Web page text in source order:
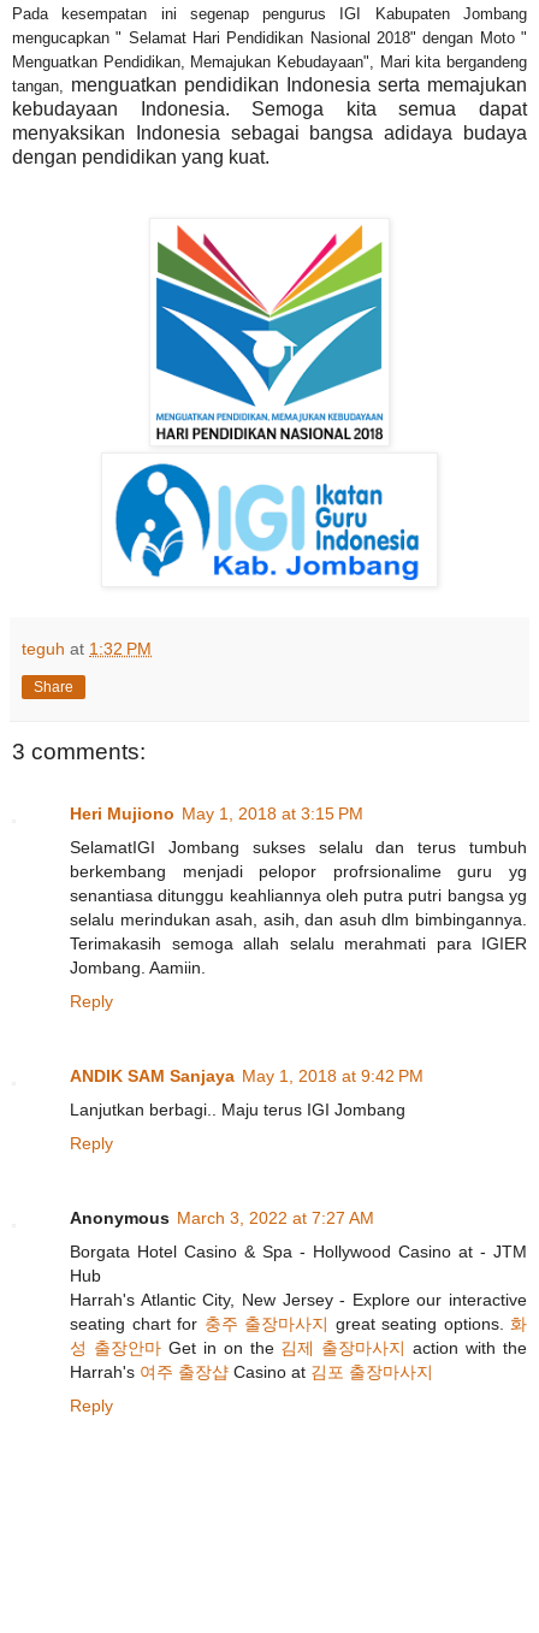
Pada kesempatan ini segenap pengurus IGI Kabupaten Jombang
mengucapkan " Selamat Hari Pendidikan Nasional 2018" dengan Moto "
Menguatkan Pendidikan, Memajukan Kebudayaan", Mari kita bergandeng
tangan, menguatkan pendidikan Indonesia serta memajukan
kebudayaan Indonesia. Semoga kita semua dapat
menyaksikan Indonesia sebagai bangsa adidaya budaya
dengan pendidikan yang kuat.
teguh at 1:32 PM
Share
3 comments:
Heri Mujiono May 1, 2018 at 3:15 PM
SelamatIGI Jombang sukses selalu dan terus tumbuh
berkembang menjadi pelopor profrsionalime guru yg
senantiasa ditunggu keahliannya oleh putra putri bangsa yg
selalu merindukan asah, asih, dan asuh dlm bimbingannya.
Terimakasih semoga allah selalu merahmati para IGIER
Jombang. Aamiin.
Reply
ANDIK SAM Sanjaya May 1, 2018 at 9:42 PM
Lanjutkan berbagi.. Maju terus IGI Jombang
Reply
Anonymous March 3, 2022 at 7:27 AM
Borgata Hotel Casino & Spa - Hollywood Casino at - JTM
Hub
Harrah's Atlantic City, New Jersey - Explore our interactive
seating chart for 충주 출장마사지 great seating options. 화
성 출장안마Get in on the 김제 출장마사지 action with the
Harrah's 여주 출장샵 Casino at 김포 출장마사지
Reply